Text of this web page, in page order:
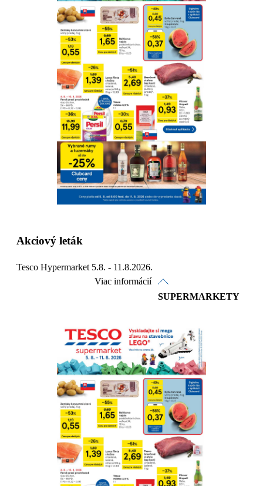
Akciový leták
Tesco Hypermarket 5.8. - 11.8.2026.
Viac informácií
Pozrieť online
Stiahnuť
SUPERMARKETY